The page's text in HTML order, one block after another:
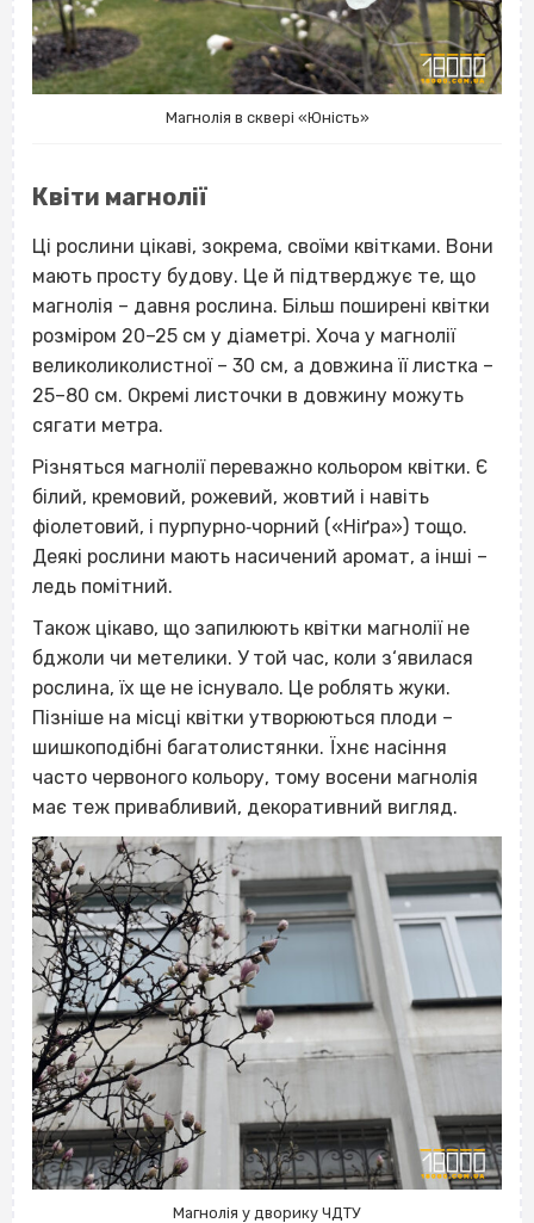
Магнолія в сквері «Юність»
Квіти магнолії
Ці рослини цікаві, зокрема, своїми квітками. Вони
мають просту будову. Це й підтверджує те, що
магнолія – давня рослина. Більш поширені квітки
розміром 20–25 см у діаметрі. Хоча у магнолії
великоликолистної – 30 см, а довжина її листка –
25–80 см. Окремі листочки в довжину можуть
сягати метра.
Різняться магнолії переважно кольором квітки. Є
білий, кремовий, рожевий, жовтий і навіть
фіолетовий, і пурпурно‐чорний («Ніґра») тощо.
Деякі рослини мають насичений аромат, а інші –
ледь помітний.
Також цікаво, що запилюють квітки магнолії не
бджоли чи метелики. У той час, коли з‘явилася
рослина, їх ще не існувало. Це роблять жуки.
Пізніше на місці квітки утворюються плоди –
шишкоподібні багатолистянки. Їхнє насіння
часто червоного кольору, тому восени магнолія
має теж привабливий, декоративний вигляд.
Магнолія у дворику ЧДТУ